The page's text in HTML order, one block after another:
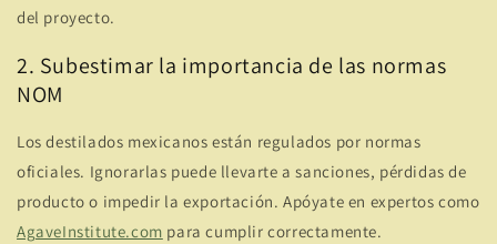
del proyecto.
2. Subestimar la importancia de las normas
NOM
Los destilados mexicanos están regulados por normas
oficiales. Ignorarlas puede llevarte a sanciones, pérdidas de
producto o impedir la exportación. Apóyate en expertos como
AgaveInstitute.com para cumplir correctamente.